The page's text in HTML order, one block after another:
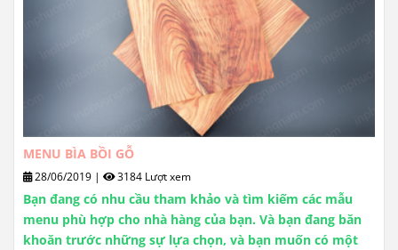
MENU BÌA BỒI GỖ
28/06/2019 | 3184 Lượt xem
Bạn đang có nhu cầu tham khảo và tìm kiếm các mẫu
menu phù hợp cho nhà hàng của bạn. Và bạn đang băn
khoăn trước những sự lựa chọn, và bạn muốn có một